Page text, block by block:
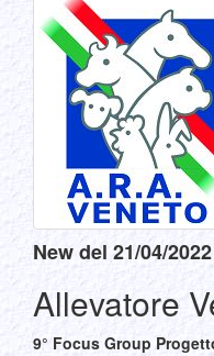
New del 21/04/2022
Allevatore
9° Focus Group